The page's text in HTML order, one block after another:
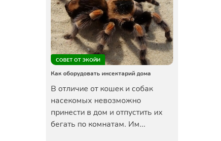
СОВЕТ ОТ ЭКОЙИ
Как оборудовать инсектарий дома
В отличие от кошек и собак
насекомых невозможно
принести в дом и отпустить их
бегать по комнатам. Им...